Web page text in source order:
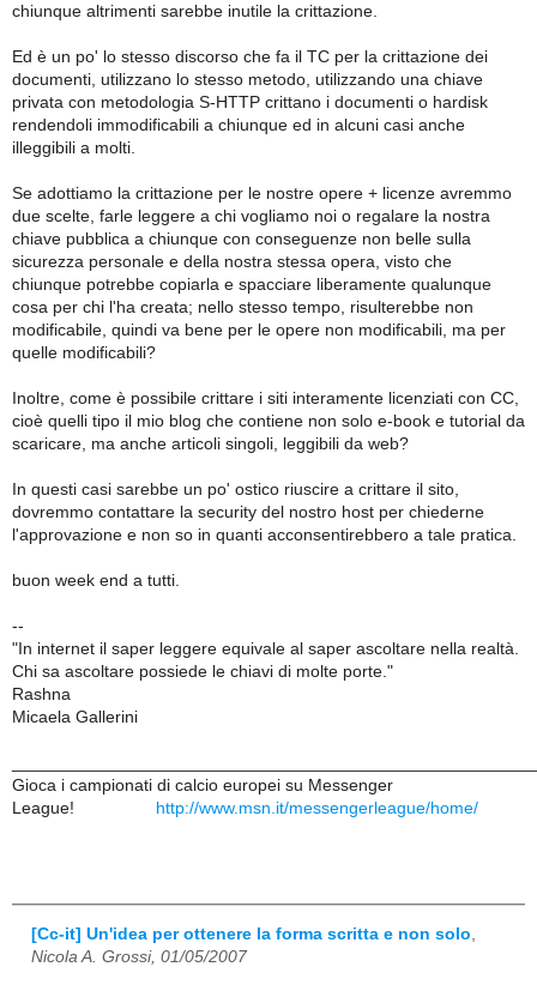
chiunque altrimenti sarebbe inutile la crittazione.
Ed è un po' lo stesso discorso che fa il TC per la crittazione dei
documenti, utilizzano lo stesso metodo, utilizzando una chiave
privata con metodologia S-HTTP crittano i documenti o hardisk
rendendoli immodificabili a chiunque ed in alcuni casi anche
illeggibili a molti.
Se adottiamo la crittazione per le nostre opere + licenze avremmo
due scelte, farle leggere a chi vogliamo noi o regalare la nostra
chiave pubblica a chiunque con conseguenze non belle sulla
sicurezza personale e della nostra stessa opera, visto che
chiunque potrebbe copiarla e spacciare liberamente qualunque
cosa per chi l'ha creata; nello stesso tempo, risulterebbe non
modificabile, quindi va bene per le opere non modificabili, ma per
quelle modificabili?
Inoltre, come è possibile crittare i siti interamente licenziati con CC,
cioè quelli tipo il mio blog che contiene non solo e-book e tutorial da
scaricare, ma anche articoli singoli, leggibili da web?
In questi casi sarebbe un po' ostico riuscire a crittare il sito,
dovremmo contattare la security del nostro host per chiederne
l'approvazione e non so in quanti acconsentirebbero a tale pratica.
buon week end a tutti.
--
"In internet il saper leggere equivale al saper ascoltare nella realtà.
Chi sa ascoltare possiede le chiavi di molte porte."
Rashna
Micaela Gallerini
Gioca i campionati di calcio europei su Messenger
League! http://www.msn.it/messengerleague/home/
[Cc-it] Un'idea per ottenere la forma scritta e non solo
Nicola A. Grossi, 01/05/2007